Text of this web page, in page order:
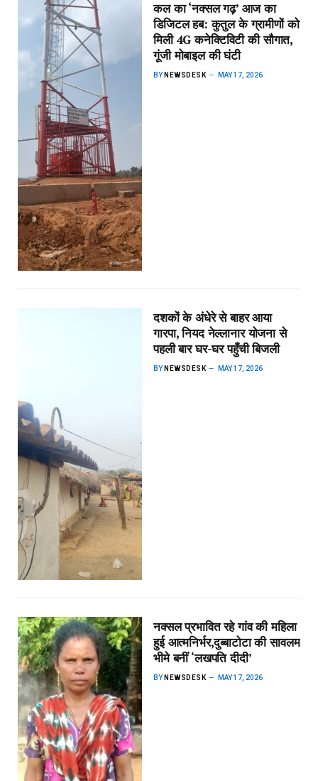
कल का ‘नक्सल गढ़’ आज का
डिजिटल हब: कुतुल के ग्रामीणों को
मिली 4G कनेक्टिविटी की सौगात,
गूंजी मोबाइल की घंटी
BY NEWSDESK MAY 17, 2026
दशकों के अंधेरे से बाहर आया
गारपा, नियद नेल्लानार योजना से
पहली बार घर-घर पहुँची बिजली
BY NEWSDESK MAY 17, 2026
नक्सल प्रभावित रहे गांव की महिला
हुई आत्मनिर्भर,दुब्बाटोटा की सावलम
भीमे बनीं ‘लखपति दीदी’
BY NEWSDESK MAY 17, 2026